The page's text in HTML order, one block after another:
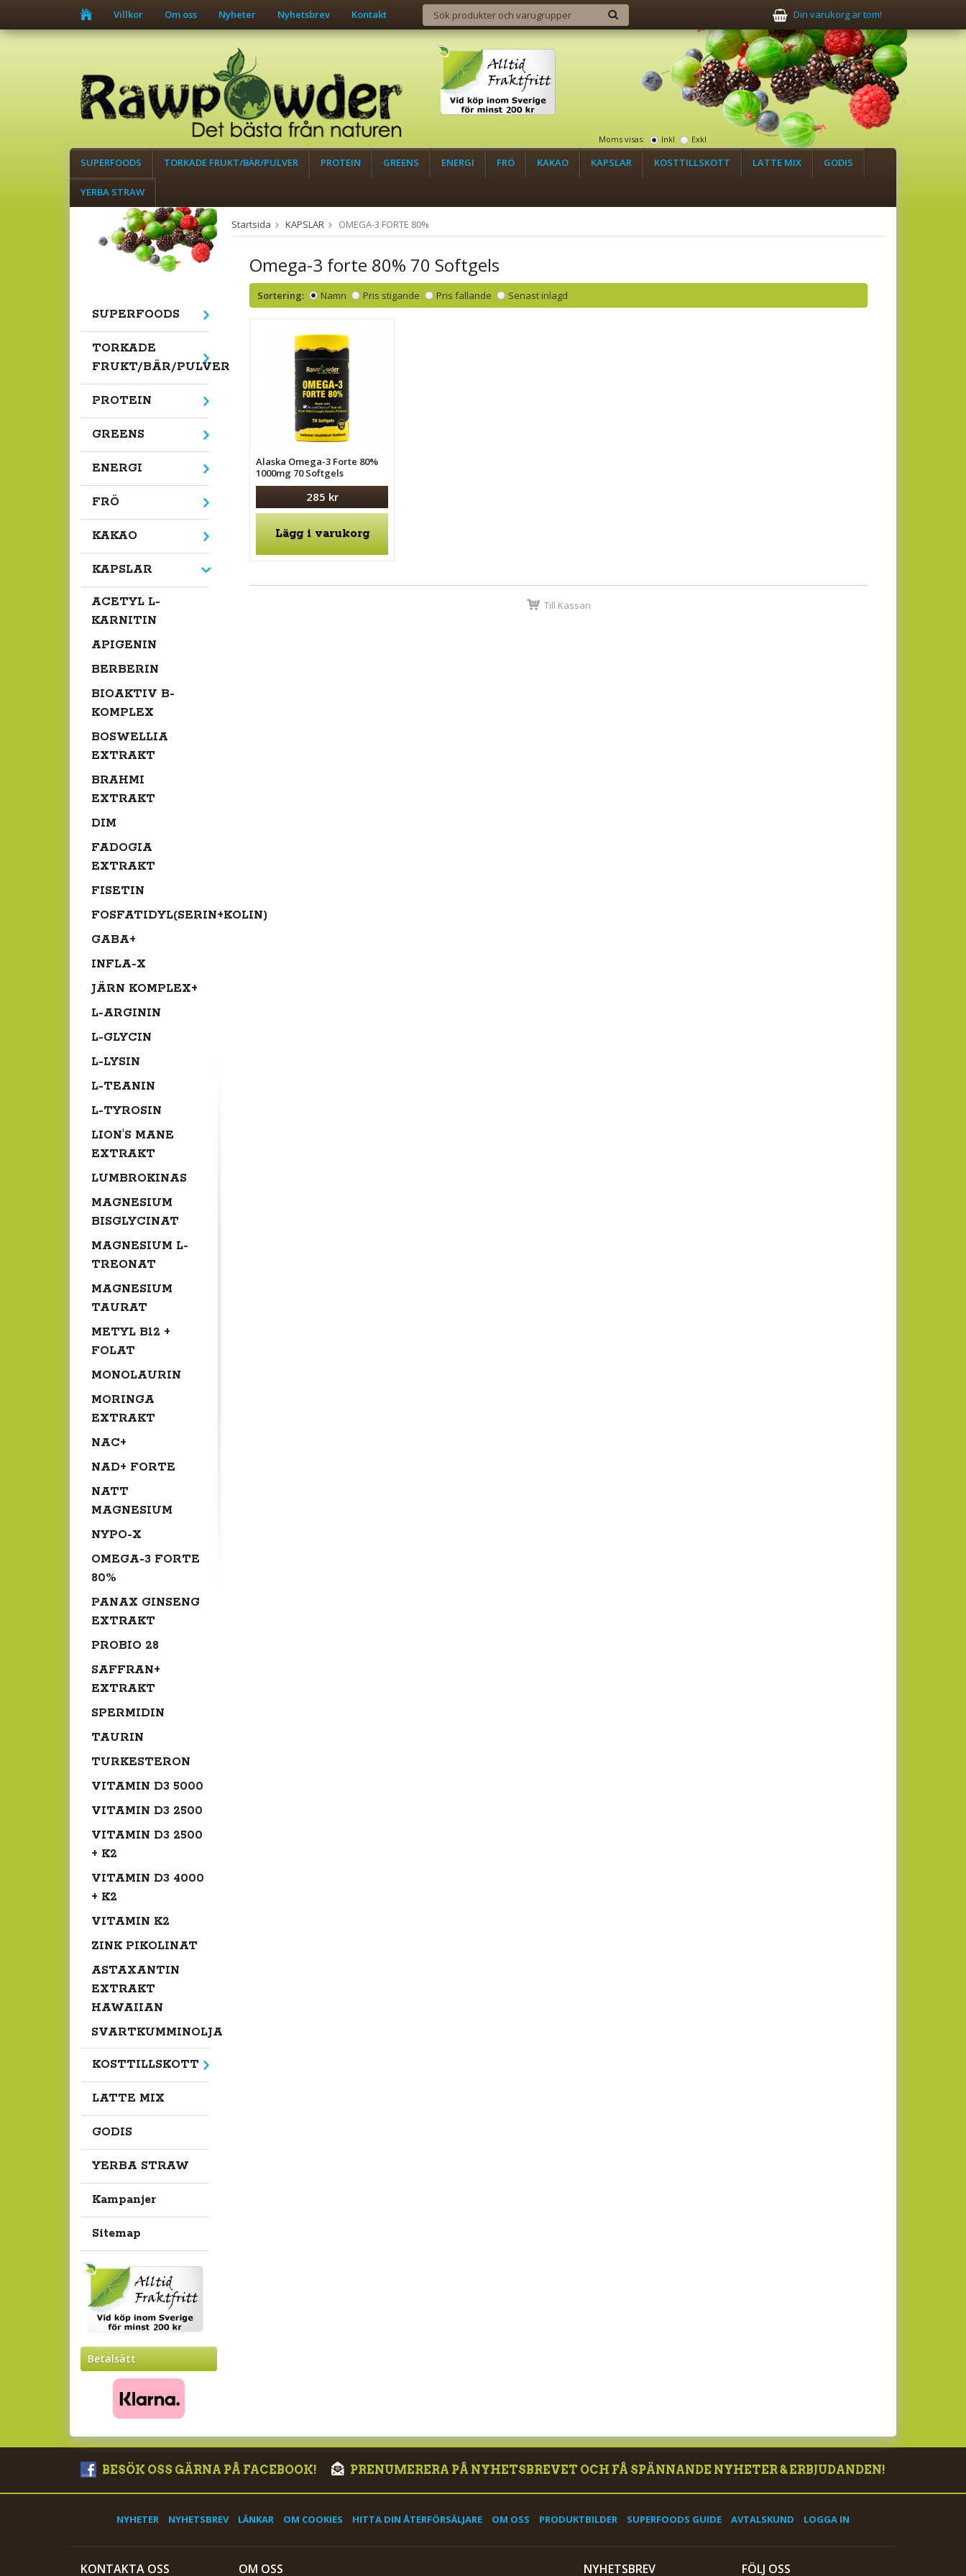
Villkor Om oss Nyheter Nyhetsbrev Kontakt Din varukorg är tom!
Moms visas: Inkl Exkl
SUPERFOODS TORKADE FRUKT/BÄR/PULVER PROTEIN GREENS ENERGI FRÖ KAKAO KAPSLAR KOSTTILLSKOTT LATTE MIX GODIS
YERBA STRAW
SUPERFOODS
TORKADE
FRUKT/BÄR/PULVER
PROTEIN
GREENS
ENERGI
FRÖ
KAKAO
KAPSLAR
ACETYL L-
KARNITIN
APIGENIN
BERBERIN
BIOAKTIV B-
KOMPLEX
BOSWELLIA
EXTRAKT
BRAHMI
EXTRAKT
DIM
FADOGIA
EXTRAKT
FISETIN
FOSFATIDYL(SERIN+KOLIN)
GABA+
INFLA-X
JÄRN KOMPLEX+
L-ARGININ
L-GLYCIN
L-LYSIN
L-TEANIN
L-TYROSIN
LION'S MANE
EXTRAKT
LUMBROKINAS
MAGNESIUM
BISGLYCINAT
MAGNESIUM L-
TREONAT
MAGNESIUM
TAURAT
METYL B12 +
FOLAT
MONOLAURIN
MORINGA
EXTRAKT
NAC+
NAD+ FORTE
NATT
MAGNESIUM
NYPO-X
OMEGA-3 FORTE
80%
PANAX GINSENG
EXTRAKT
PROBIO 28
SAFFRAN+
EXTRAKT
SPERMIDIN
TAURIN
TURKESTERON
VITAMIN D3 5000
VITAMIN D3 2500
VITAMIN D3 2500
+ K2
VITAMIN D3 4000
+ K2
VITAMIN K2
ZINK PIKOLINAT
ASTAXANTIN
EXTRAKT
HAWAIIAN
SVARTKUMMINOLJA
KOSTTILLSKOTT
LATTE MIX
GODIS
YERBA STRAW
Kampanjer
Sitemap
Betalsätt
Startsida KAPSLAR OMEGA-3 FORTE 80%
Omega-3 forte 80% 70 Softgels
Sortering: Namn Pris stigande Pris fallande Senast inlagd
Alaska Omega-3 Forte 80%
1000mg 70 Softgels
285 kr
Lägg i varukorg
Till Kassan
BESÖK OSS GÄRNA PÅ FACEBOOK! PRENUMERERA PÅ NYHETSBREVET OCH FÅ SPÄNNANDE NYHETER & ERBJUDANDEN!
NYHETER NYHETSBREV LÄNKAR OM COOKIES HITTA DIN ÅTERFÖRSÄLJARE OM OSS PRODUKTBILDER SUPERFOODS GUIDE AVTALSKUND LOGGA IN
KONTAKTA OSS FÖLJ OSS
NYHETSBREV
OM OSS